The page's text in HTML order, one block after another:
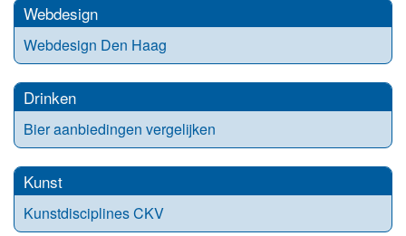
Webdesign
Webdesign Den Haag
Drinken
Bier aanbiedingen vergelijken
Kunst
Kunstdisciplines CKV